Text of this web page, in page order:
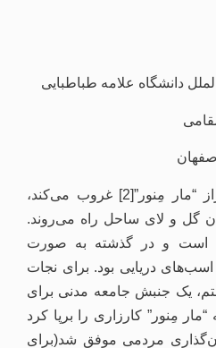
دانشگاه علامه طباطبایی
هنگامی که خورشید بر فراز “مار مِنور”[2] غروب می‌کند،
گل و لای ساحل راه می‌روند.
است و در گذشته به صورت
دریایی بود. برای نجات
یک جنبش جامعه مدنی برای
مِنور” کارزاری را برپا کرد
مردمی موفق شد(برای